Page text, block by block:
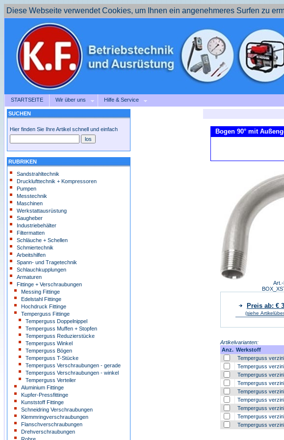
Diese Webseite verwendet Cookies, um Ihnen ein angenehmeres Surfen zu
STARTSEITE Wir über uns Hilfe & Service
SUCHEN
Hier finden Sie Ihre Artikel schnell und einfach
RUBRIKEN
Sandstrahltechnik
Drucklufttechnik + Kompressoren
Pumpen
Messtechnik
Maschinen
Werkstattausrüstung
Saugheber
Industriebehälter
Filtermatten
Schläuche + Schellen
Schmiertechnik
Arbeitshilfen
Spann- und Tragetechnik
Schlauchkupplungen
Armaturen
Fittinge + Verschraubungen
Messing Fittinge
Edelstahl Fittinge
Hochdruck Fittinge
Temperguss Fittinge
Temperguss Doppelnippel
Temperguss Muffen + Stopfen
Temperguss Reduzierstücke
Temperguss Winkel
Temperguss Bögen
Temperguss T-Stücke
Temperguss Verschraubungen - gerade
Temperguss Verschraubungen - winkel
Temperguss Verteiler
Aluminium Fittinge
Kupfer-Pressfittinge
Kunststoff Fittinge
Schneidring Verschraubungen
Klemmringverschraubungen
Flanschverschraubungen
Drehverschraubungen
Bogen 90° mit
Art.-
Preis ab: €
(siehe
Artikelvarianten:
Anz. Werkstoff
Temperguss
Temperguss
Temperguss
Temperguss
Temperguss
Temperguss
Temperguss
Temperguss
Temperguss